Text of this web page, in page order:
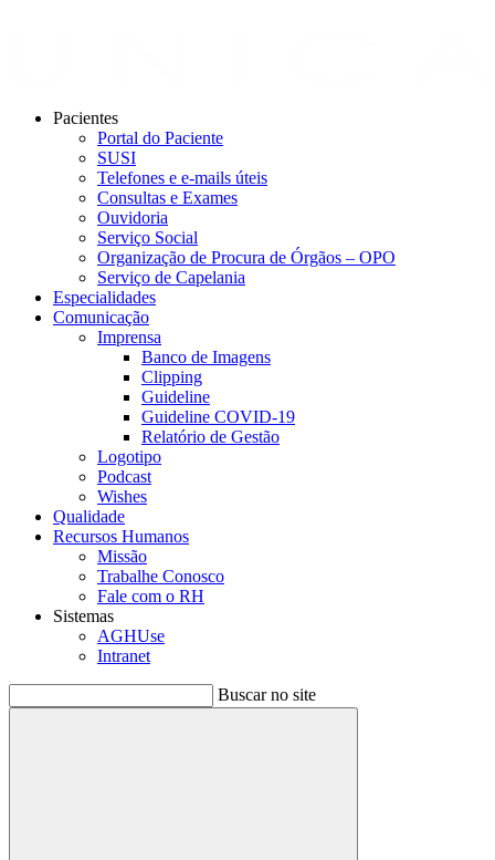
Pacientes
Portal do Paciente
SUSI
Telefones e e-mails úteis
Consultas e Exames
Ouvidoria
Serviço Social
Organização de Procura de Órgãos – OPO
Serviço de Capelania
Especialidades
Comunicação
Imprensa
Banco de Imagens
Clipping
Guideline
Guideline COVID-19
Relatório de Gestão
Logotipo
Podcast
Wishes
Qualidade
Recursos Humanos
Missão
Trabalhe Conosco
Fale com o RH
Sistemas
AGHUse
Intranet
Buscar no site